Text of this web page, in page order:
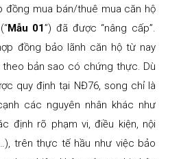
đồng mua bán/thuê mua căn hộ
Mẫu 01”) đã được “nâng cấp”.
đồng bảo lãnh căn hộ từ nay
theo bản sao có chứng thực. Dù
quy định tại NĐ76, song chỉ là
các nguyên nhân khác như
định rõ phạm vi, điều kiện, nội
trên thực tế hầu như việc bảo